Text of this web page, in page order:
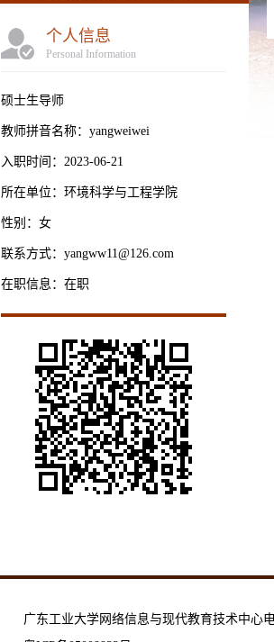
个人信息
Personal Information
硕士生导师
教师拼音名称：yangweiwei
入职时间：2023-06-21
所在单位：环境科学与工程学院
性别：女
联系方式：yangww11@126.com
在职信息：在职
广东工业大学网络信息与现代教育技术中心